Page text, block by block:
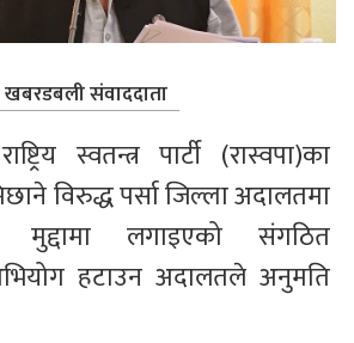
खबरडबली संवाददाता
स्वतन्त्र पार्टी (रास्वपा)का
विरुद्ध पर्सा जिल्ला अदालतमा
मुद्दामा लगाइएको संगठित
हटाउन अदालतले अनुमति